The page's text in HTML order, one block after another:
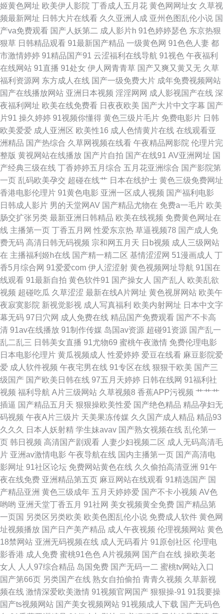
精诚精品 五月婷婷久草在线视频 91在线导航 久久色一区 午夜寂寞精品影院
91无码色图 久草cn 伊人久久狼 91网站在线入口 黑料有码 欧美精品91爱爱
91在线深夜 欧美不卡123 一本一道NV高清 www黄ww 久久人妻视频 香蕉AV
久久 91色狼片 国色天香八区2区 色老六综合 操逼操色图 欧日韩美精品四区
91精东传媒网站 国产熟女一区 日韩欧美乱综合 91豆花原创 丰满人妻精品一
区二区 青青草原影院 91网站在线免费下载 久久小视频 91cn在线播放 91综
合娱乐在线 免费国产三级网址 亚洲不卡无码影院 91视频网站免费视频 国产
在线视频92 69av福利导航在线 国产精品高潮久久 日韩黄色无码网站 91香蕉
视频在线观 黄色小视频入口 亚洲午夜久久 99就要操逼 久久伊人影院 91人妻
视频 久久九九综合 亚码精品国产精 av大蕉 玖玖偷拍热 新91视频福利 91苏
州视频在线观看 黄色精品九一 夜间五月天AV 高清自慰成人 五月婷婷家庭教
师 av亚洲天堂资源网站 老司机电影院 亚洲老色熟女 91学社久久 91第一国
产视频导航 大香蕉肏屄 夜间肏屄免费 超碰刺激福利 欧美日韩高清福利导航
97干伊人 A级片男人天堂 国产欧美日韩福利 青青草在线狠狠操 91高跟丝袜
在线观看 男人的天堂人人干 91社视频 欧美不卡的 中文字幕强奸 吃瓜黑料在
线麻烦 美女诱惑 国产精品第1页 91丝袜在线 久操网国产精品 91桃色国产探
花 青青草原电影院 大香蕉狼人窝 亚洲婷婷综合网 97护士超碰在线 免费在线
观看AV 中文字幕十六区 变态另类无码 欧美日韩福利成人在线 91大香萑 男
人天堂狠狠干 欧美视频不卡 91入口黑丝 人人肏肏 偷拍99热 日本岛国大片
玖玖伊人热 国产第一页在线 老湿机欧美视频 四虎院网站 97超碰大香蕉 91巨
炮视频在线 久热这里都是精品19
姬黄色网址 欧美伊人影院 丁香成人五月花 黄色网网址女 久草视
频最新网址 日韩大片在线看 久久亚洲人成 亚州色图乱伦小说 国
产va免费观看 国产人妖第二 成人影片h 91色婷婷瑟色 东京热狠
狠草 日韩精品观看 91最新国产精品 一级黄色网 91色色人妻 都
市激情婷婷 91精品国产91 云涩福利在线导航 91视色 午夜福利
在线网站 91直播 91处女 伊人网青青草 国产又爽又黄又无 久草
福利资源网 东方成人在线 国产一级免费大片 成年免费视频网站
国产在线播放网站 亚洲日本视频 淫淫网网 成人影视国产在线 深
夜福利网址 欧美在线免费看 日夜夜欧美 国产大片中文字幕 国产
片91 操久婷婷 91视频你懂得 黄色三级片毛片 免费电影片 日韩
欧美爱爱 成人亚洲区 欧美性16 成人色情黄片在线 在线观看亚
洲精品 国产热综合 久草网视频在线看 午夜精品网影院 伦理片完
整版 黄视网站在线播放 国产片自拍 国产在线91 AV亚洲网址 国
产经典三级在线 丁香婷婷五月综合 五月花亚洲综合 国产影院第
一页 乱码欧美孕交 超碰在线艹 日本在线护士 黄色三级免费网址
香港电影伦理片 91黄色电影 亚洲一区成人视频 国产福利电影
日韩成人影片 男的天堂网AV 国产精品尤物在 免费a一毛片 欧美
肠交扩张另类 最新亚洲日韩精品 欧美在线视频 免费黄色网址在
线 主播第一页 丁香五月网 性爱东京热 草逼视频78 国产成人免
费无码 高清日韩无码视频 宗和网五月天 日b视频 成人三级网站
在 主播福利姬h在线 国产精一精二区 基情涩涩网 51漫画成人 丁
香5月综合网 91爱爱com 伊人涩涩射 黄色视频网址导航 91国在
线观看 91最新自拍 黄色软件91 国产操女人 国产乱人 欧美乱欲
视频 超碰吃瓜 久草涩涩 最新在线A片网址 黄色视屏网站 欧美午
夜寂寞影院 新视觉影视 成人写真福利 欧美内射网址 日本中文字
幕无码 97日穴网 成人免费在线 精品国产免费观看 国产不卡高
清 91av在线播放 91制作传媒 岛国av资源 超碰91资源 国产乱一
乱二乱三 日韩美女直播 91尤物69 蜜桃午夜激情 免费伦理电影
日本电影伦理片 黄瓜视频成人 性爱婷婷 爱豆在线看 麻豆影院爱
爱 成人软件视频 午夜宅男在线 91专区在线 狠狠干欧美 国产三
级国产 国产欧美日韩在线 97五月天婷婷 日韩在线网 91福利社
视频 福利导航 A片三级网站 久草视频8 香蕉APP污视频 艹艹艹
插逼 国产精品五月天 狠狠操欧美性爱 国产绝色精品 精品孕妇无
码视频 午夜A片三级片 天美果冻传媒 久久国产成人精品 精品93
久久久
日本人妖射精 学生妹avav 国产熟女视频在线 乱伦第一
页 韩日视频 高清国产剧观看 人妻少妇视频二区 成人无码高清毛
片 亚洲av激情电影 午夜导航在线 国内主播第一页 国产高清电
影网址 91社区论坛 免费网站黄色在线 久久偷拍高清亚洲 91午
夜在线免费 亚洲精品第五页 麻豆网站在线观看 91精选国产 国
产精品亚洲 黄色三级成年 五月天婷婷爱 国产不卡小视频 AV色
哟哟 亚洲天堂丁香五月 91社网 美女视频黄全免费 国产精品第
一页国 另类区另类欧美 欧美色图乱伦小说 免费成人软件 黄色网
址视频播放 国产日产美产精品 成人午夜视频 伦理视频网站 黄色
18禁网站 亚洲无码视频在线 成人无码看片 91原创社区 伦理电
影香港 成人免费 蜜桃91色色 A片视频网 国产自在线 操欧美老
女人
人人97综合精品 岛国免费 国产无码一二 蜜桃tv网站入口
国产第66页 另类国产在线 熟女自拍偷拍 青青久视频 久草新视
频在线 激情深爱欧美激情 91视频官网国产 狠狠操-91 91我要操
国产ts视频网站 国产美女视频网站 91视频成人下载 国产无码色